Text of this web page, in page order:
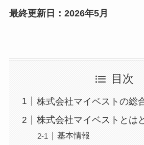
最終更新日：2026年5月
目次
株式会社マイベストの総
株式会社マイベストとは
基本情報